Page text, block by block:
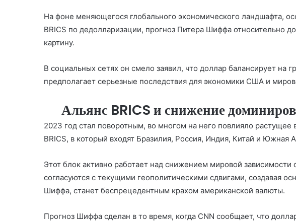
ki
На фоне меняющегося глобального экономического ландшафта,
BRICS по дедолларизации, прогноз Питера Шиффа относительно
картину.
В социальных сетях он смело заявил, что доллар балансирует на
предполагает серьезные последствия для экономики США и
Альянс BRICS и снижение
2023 год стал поворотным, во многом на него повлияло растущее
BRICS, в который входят Бразилия, Россия, Индия, Китай и Южная
Этот блок активно работает над снижением мировой
согласуются с текущими геополитическими сдвигами, создавая
Шиффа, станет беспрецедентным крахом американской валюты.
Прогноз Шиффа сделан в то время, когда CNN сообщает, что